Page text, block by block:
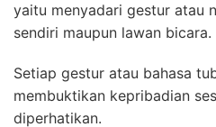
yaitu menyadari gestur atau
sendiri maupun lawan bicara.
Setiap gestur atau bahasa
membuktikan kepribadian
diperhatikan.